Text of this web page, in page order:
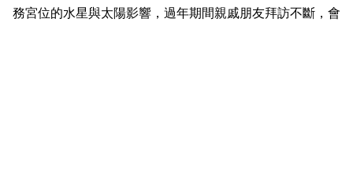
務宮位的水星與太陽影響，過年期間親戚朋友拜訪不斷，會